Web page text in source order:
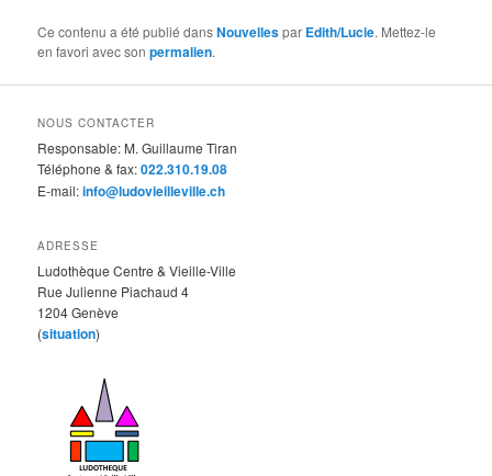
Ce contenu a été publié dansNouvellespar Edith/Lucie. Mettez-le
en favori avec sonpermalien.
NOUS CONTACTER
Responsable: M. Guillaume Tiran
Téléphone & fax:022.310.19.08
E-mail:info@ludovieilleville.ch
ADRESSE
Ludothèque Centre & Vieille-Ville
Rue Julienne Piachaud 4
1204 Genève
(situation)